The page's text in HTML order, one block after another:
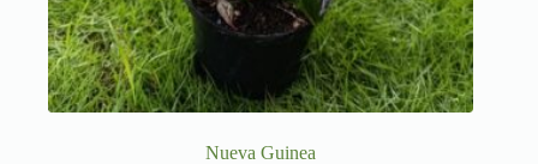
Nueva Guinea